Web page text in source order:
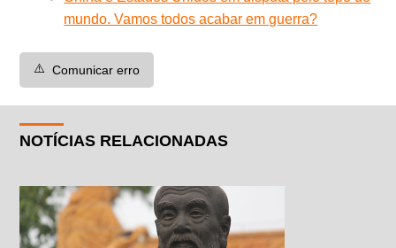
mundo. Vamos todos acabar em guerra?
⚠️ Comunicar erro
NOTÍCIAS RELACIONADAS